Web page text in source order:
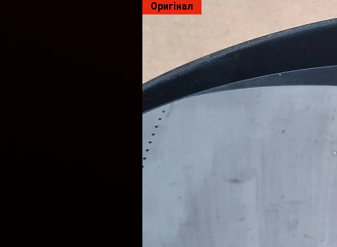
Автомобілі пригнані з Європи (без
Можлива заміна запчастин на
Оригінал